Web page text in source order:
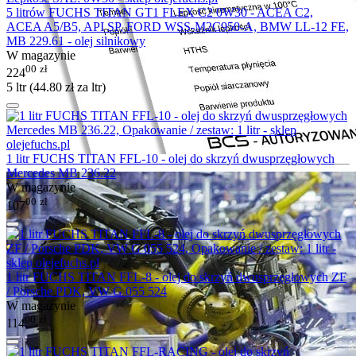
5 litrów FUCHS TITAN GT1 FLEX C2 0W30 - ACEA C2,
ACEA A5/B5, API SP, FORD WSS-M2C950-A, BMW LL-12 FE,
MB 229.61 - olej silnikowy
W magazynie
22400 zł
5 ltr (44.80 złza ltr)
1 litr FUCHS TITAN FFL-10 - olej do skrzyń dwusprzęgłowych
Mercedes MB 236.22
W magazynie
10700 zł
1 litr FUCHS TITAN FFL-8 - olej do skrzyń dwusprzęgłowych ZF
/ Porsche PDK, VW G 055 524
W magazynie
11400 zł